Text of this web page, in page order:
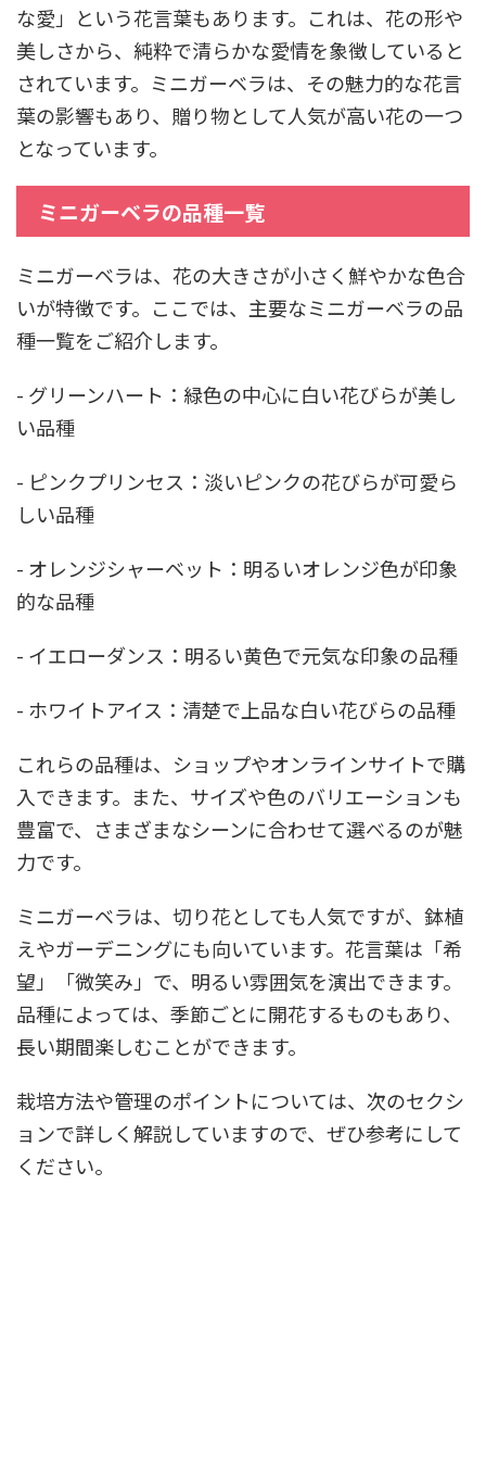
な愛」という花言葉もあります。これは、花の形や
美しさから、純粋で清らかな愛情を象徴していると
されています。ミニガーベラは、その魅力的な花言
葉の影響もあり、贈り物として人気が高い花の一つ
となっています。
ミニガーベラの品種一覧
ミニガーベラは、花の大きさが小さく鮮やかな色合
いが特徴です。ここでは、主要なミニガーベラの品
種一覧をご紹介します。
- グリーンハート：緑色の中心に白い花びらが美し
い品種
- ピンクプリンセス：淡いピンクの花びらが可愛ら
しい品種
- オレンジシャーベット：明るいオレンジ色が印象
的な品種
- イエローダンス：明るい黄色で元気な印象の品種
- ホワイトアイス：清楚で上品な白い花びらの品種
これらの品種は、ショップやオンラインサイトで購
入できます。また、サイズや色のバリエーションも
豊富で、さまざまなシーンに合わせて選べるのが魅
力です。
ミニガーベラは、切り花としても人気ですが、鉢植
えやガーデニングにも向いています。花言葉は「希
望」「微笑み」で、明るい雰囲気を演出できます。
品種によっては、季節ごとに開花するものもあり、
長い期間楽しむことができます。
栽培方法や管理のポイントについては、次のセクシ
ョンで詳しく解説していますので、ぜひ参考にして
ください。